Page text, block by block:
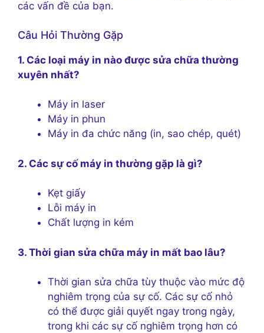
các vấn đề của bạn.
Câu Hỏi Thường Gặp
1. Các loại máy in nào được sửa chữa thường
xuyên nhất?
Máy in laser
Máy in phun
Máy in đa chức năng (in, sao chép, quét)
2. Các sự cố máy in thường gặp là gì?
Kẹt giấy
Lỗi máy in
Chất lượng in kém
3. Thời gian sửa chữa máy in mất bao lâu?
Thời gian sửa chữa tùy thuộc vào mức độ
nghiêm trọng của sự cố. Các sự cố nhỏ
có thể được giải quyết ngay trong ngày,
trong khi các sự cố nghiêm trọng hơn có